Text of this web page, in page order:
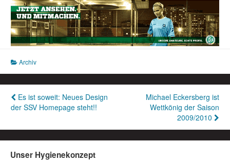
Archiv
Beitragsnavigation
Es ist soweit: Neues Design
der SSV Homepage steht!!
Michael Eckersberg ist
Wettkönig der Saison
2009/2010
Unser Hygienekonzept